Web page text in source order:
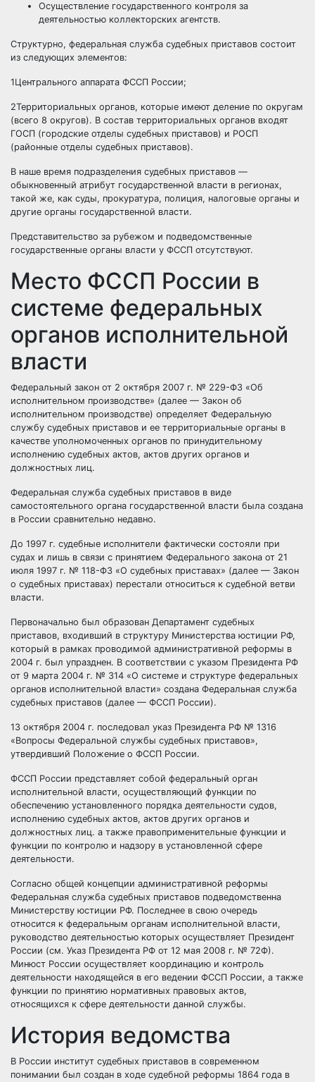
Осуществление государственного контроля за
деятельностью коллекторских агентств.
Структурно, федеральная служба судебных приставов состоит
из следующих элементов:
1Центрального аппарата ФССП России;
2Территориальных органов, которые имеют деление по округам
(всего 8 округов). В состав территориальных органов входят
ГОСП (городские отделы судебных приставов) и РОСП
(районные отделы судебных приставов).
В наше время подразделения судебных приставов —
обыкновенный атрибут государственной власти в регионах,
такой же, как суды, прокуратура, полиция, налоговые органы и
другие органы государственной власти.
Представительство за рубежом и подведомственные
государственные органы власти у ФССП отсутствуют.
Место ФССП России в
системе федеральных
органов исполнительной
власти
Федеральный закон от 2 октября 2007 г. № 229-ФЗ «Об
исполнительном производстве» (далее — Закон об
исполнительном производстве) определяет Федеральную
службу судебных приставов и ее территориальные органы в
качестве уполномоченных органов по принудительному
исполнению судебных актов, актов других органов и
должностных лиц.
Федеральная служба судебных приставов в виде
самостоятельного органа государственной власти была создана
в России сравнительно недавно.
До 1997 г. судебные исполнители фактически состояли при
судах и лишь в связи с принятием Федерального закона от 21
июля 1997 г. № 118-ФЗ «О судебных приставах» (далее — Закон
о судебных приставах) перестали относиться к судебной ветви
власти.
Первоначально был образован Департамент судебных
приставов, входивший в структуру Министерства юстиции РФ,
который в рамках проводимой административной реформы в
2004 г. был упразднен. В соответствии с указом Президента РФ
от 9 марта 2004 г. № 314 «О системе и структуре федеральных
органов исполнительной власти» создана Федеральная служба
судебных приставов (далее — ФССП России).
13 октября 2004 г. последовал указ Президента РФ № 1316
«Вопросы Федеральной службы судебных приставов»,
утвердивший Положение о ФССП России.
ФССП России представляет собой федеральный орган
исполнительной власти, осуществляющий функции по
обеспечению установленного порядка деятельности судов,
исполнению судебных актов, актов других органов и
должностных лиц. а также правоприменительные функции и
функции по контролю и надзору в установленной сфере
деятельности.
Согласно общей концепции административной реформы
Федеральная служба судебных приставов подведомственна
Министерству юстиции РФ. Последнее в свою очередь
относится к федеральным органам исполнительной власти,
руководство деятельностью которых осуществляет Президент
России (см. Указ Президента РФ от 12 мая 2008 г. № 72Ф).
Минюст России осуществляет координацию и контроль
деятельности находящейся в его ведении ФССП России, а также
функции по принятию нормативных правовых актов,
относящихся к сфере деятельности данной службы.
История ведомства
В России институт судебных приставов в современном
понимании был создан в ходе судебной реформы 1864 года в